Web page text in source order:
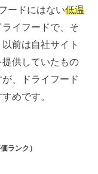
ードにはない低温
ライフードで、そ
前は自社サイト
供していたもの
、ドライフード
めです。
ランク）